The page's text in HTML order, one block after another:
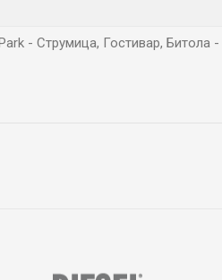
- Струмица, Гостивар,